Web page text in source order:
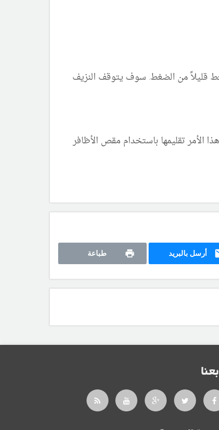
قليلاً من الضغط. سوف يتوقف النزيف
الأمر تقليمها باستخدام مقص الأظافر
أرسل بالبريد طباعة